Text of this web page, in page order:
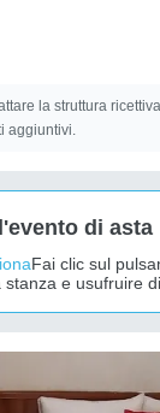
la struttura
aggiuntivi.
di asta
Fai clic sul
e usufruire